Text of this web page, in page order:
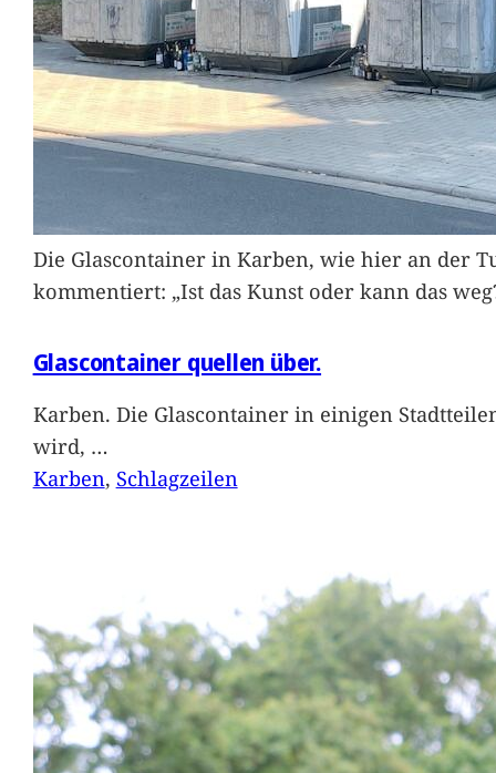
Die Glascontainer in Karben, wie hier an der
kommentiert: „Ist das Kunst oder kann das
Glascontainer quellen über.
Karben. Die Glascontainer in einigen
wird, …
Karben, Schlagzeilen